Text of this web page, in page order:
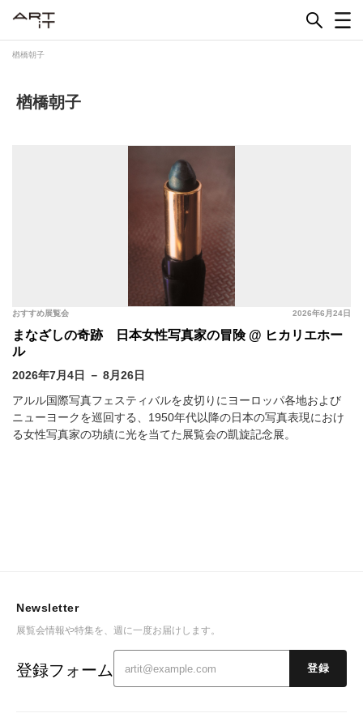
楢橋朝子
楢橋朝子
2026年6月24日
おすすめ展覧会
まなざしの奇跡 日本女性写真家の冒険 @ ヒカリエホー
ル
2026年7月4日 － 8月26日
アルル国際写真フェスティバルを皮切りにヨーロッパ各地および
ニューヨークを巡回する、1950年代以降の日本の写真表現におけ
る女性写真家の功績に光を当てた展覧会の凱旋記念展。
Newsletter
展覧会情報や特集を、週に一度お届けします。
登録フォーム 登録